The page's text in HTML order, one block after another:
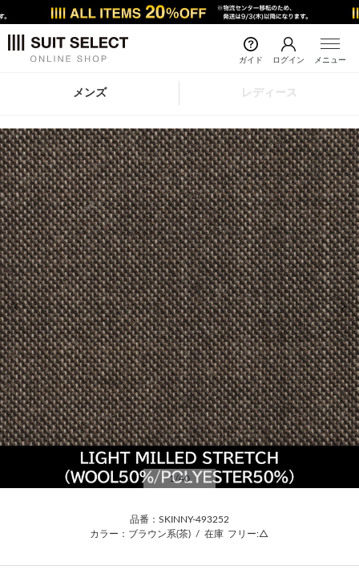
ガイド ログイン メニュー
メンズ レディース
前の画像 次
1/40
品番：SKINNY-493252
カラー：ブラウン系(茶) / 在庫 フリー:△